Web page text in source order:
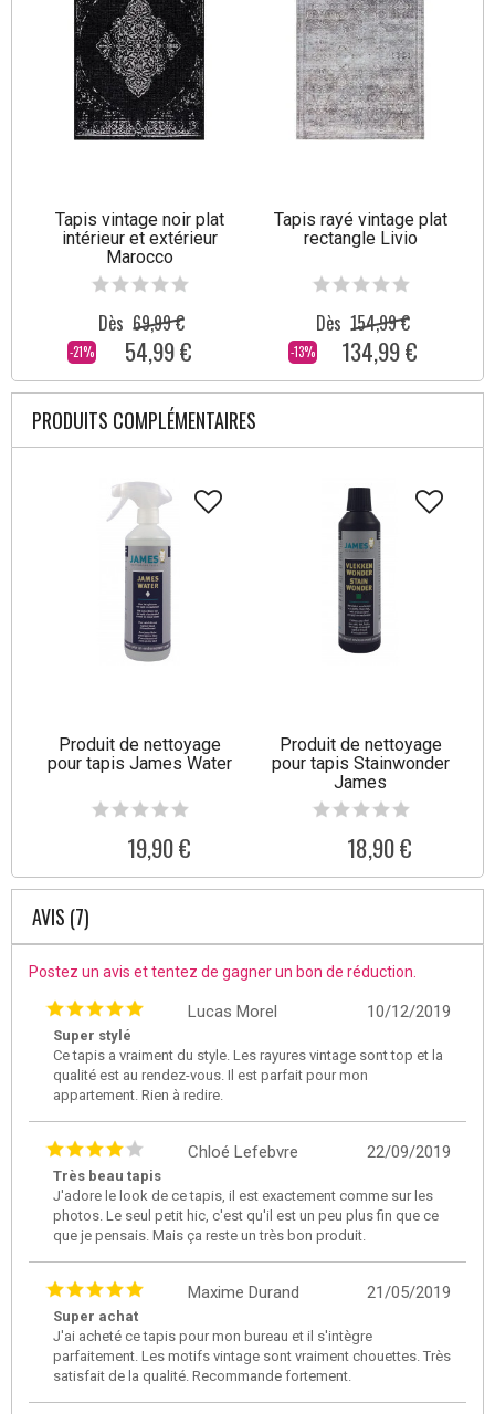
Tapis vintage noir plat
intérieur et extérieur
Marocco
-21%
Dès 69,99 €
54,99 €
Tapis rayé vintage plat
rectangle Livio
-13%
Dès 154,99 €
134,99 €
PRODUITS COMPLÉMENTAIRES
Produit de nettoyage
pour tapis James Water
19,90 €
Produit de nettoyage
pour tapis Stainwonder
James
18,90 €
AVIS (7)
Postez un avis et tentez de gagner un bon de réduction.
10/12/2019
Lucas Morel
Super stylé
Ce tapis a vraiment du style. Les rayures vintage sont top et la
qualité est au rendez-vous. Il est parfait pour mon
appartement. Rien à redire.
22/09/2019
Chloé Lefebvre
Très beau tapis
J'adore le look de ce tapis, il est exactement comme sur les
photos. Le seul petit hic, c'est qu'il est un peu plus fin que ce
que je pensais. Mais ça reste un très bon produit.
21/05/2019
Maxime Durand
Super achat
J'ai acheté ce tapis pour mon bureau et il s'intègre
parfaitement. Les motifs vintage sont vraiment chouettes. Très
satisfait de la qualité. Recommande fortement.